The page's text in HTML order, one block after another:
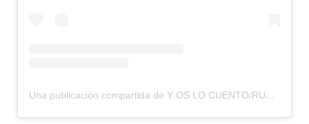
Una publicación compartida de Y OS LO CUENTO/RUMBOS OLVIDADOS (@yoslocuento)